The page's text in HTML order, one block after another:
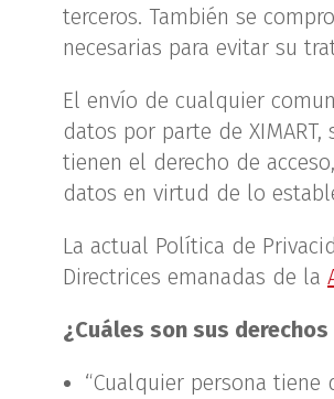
terceros. También se
necesarias para evitar su
El envío de cualquier
datos por parte de
tienen el derecho de
datos en virtud de lo
La actual Política de
Directrices emanadas de la
¿Cuáles son sus
“Cualquier persona